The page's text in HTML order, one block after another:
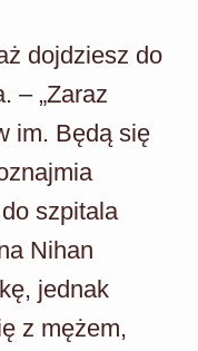
dojdziesz do
– „Zaraz
im. Będą się
szpitala
Nihan
jednak
z mężem,